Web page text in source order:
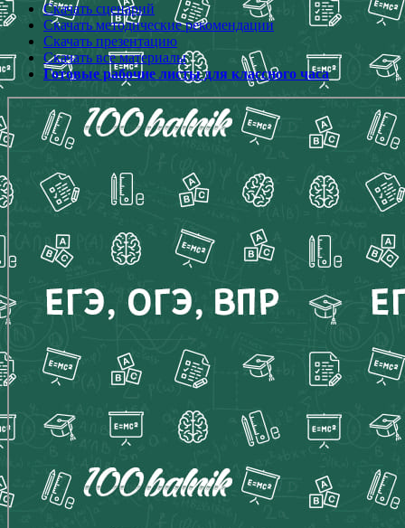
Скачать сценарий
Скачать методические рекомендации
Скачать презентацию
Скачать все материалы
Готовые рабочие листы для классного часа